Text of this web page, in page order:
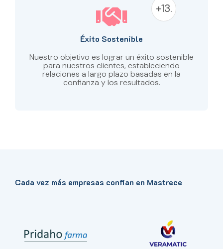
+13.
Éxito Sostenible
Nuestro objetivo es lograr un éxito sostenible
para nuestros clientes, estableciendo
relaciones a largo plazo basadas en la
confianza y los resultados.
Cada vez más empresas confian en Mastrece